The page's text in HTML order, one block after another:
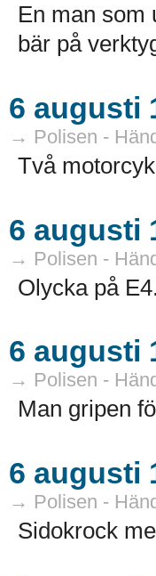
En man som
bär på
6 augusti
→ Polisen -
Två
6 augusti
→ Polisen -
Olycka på
6 augusti
→ Polisen -
Man gripen
6 augusti
→ Polisen -
Sidokrock